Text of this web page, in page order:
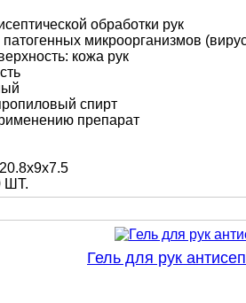
обработки рук
микроорганизмов
кожа рук
спирт
препарат
ШТ.
Гель для рук